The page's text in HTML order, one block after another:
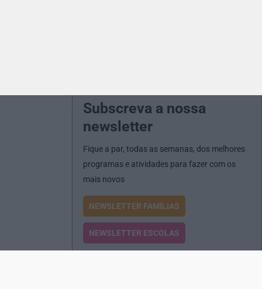
Subscreva a nossa
newsletter
Fique a par, todas as semanas, dos melhores
programas e atividades para fazer com os
mais novos
NEWSLETTER FAMÍLIAS
NEWSLETTER ESCOLAS